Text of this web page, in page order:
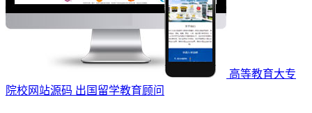
高等教育大专
院校网站源码 出国留学教育顾问